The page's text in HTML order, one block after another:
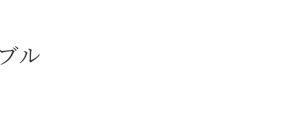
ル